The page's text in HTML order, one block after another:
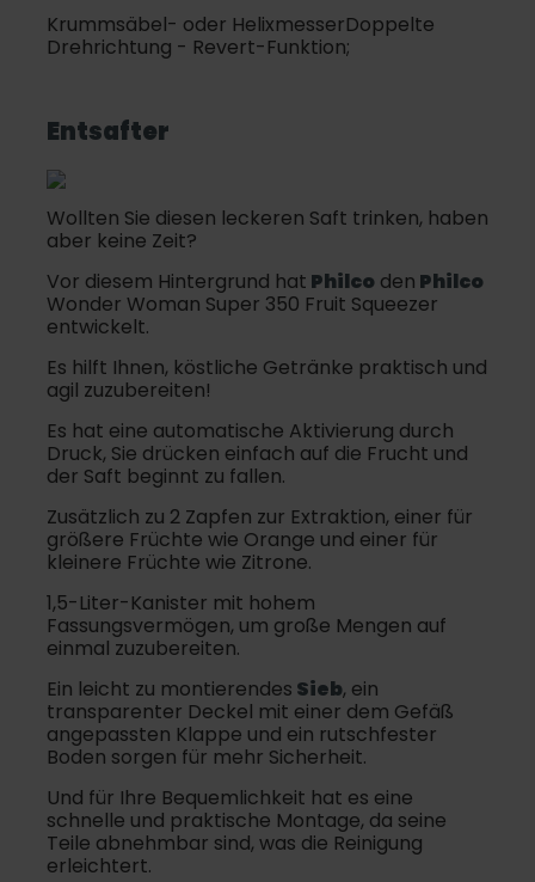
Krummsäbel- oder HelixmesserDoppelte
Drehrichtung - Revert-Funktion;
Entsafter
Wollten Sie diesen leckeren Saft trinken, haben
aber keine Zeit?
Vor diesem Hintergrund hat Philco den Philco
Wonder Woman Super 350 Fruit Squeezer
entwickelt.
Es hilft Ihnen, köstliche Getränke praktisch und
agil zuzubereiten!
Es hat eine automatische Aktivierung durch
Druck, Sie drücken einfach auf die Frucht und
der Saft beginnt zu fallen.
Zusätzlich zu 2 Zapfen zur Extraktion, einer für
größere Früchte wie Orange und einer für
kleinere Früchte wie Zitrone.
1,5-Liter-Kanister mit hohem
Fassungsvermögen, um große Mengen auf
einmal zuzubereiten.
Ein leicht zu montierendes Sieb, ein
transparenter Deckel mit einer dem Gefäß
angepassten Klappe und ein rutschfester
Boden sorgen für mehr Sicherheit.
Und für Ihre Bequemlichkeit hat es eine
schnelle und praktische Montage, da seine
Teile abnehmbar sind, was die Reinigung
erleichtert.